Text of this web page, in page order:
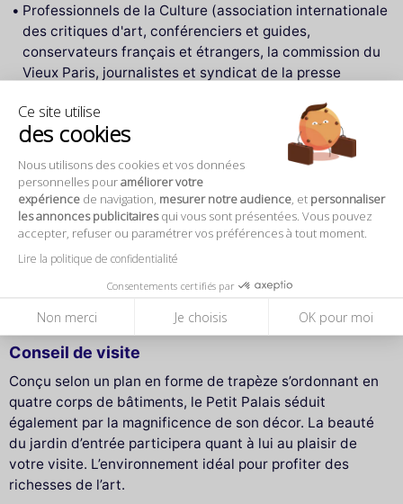
Ce site utilise
des cookies
Nous utilisons des cookies et vos données
personnelles pouraméliorer votre
expérience de navigation, mesurer notre audience , et personnaliser
les annonces publicitairesqui vous sont présentées. Vous pouvez
accepter, refuser ou paramétrer vos préférences à tout moment.
Lire la politique de confidentialité
Consentements certifiés par
Non merci Je choisis OK pour moi
Professionnels de la Culture (association internationale
des critiques d'art, conférenciers et guides,
conservateurs français et étrangers, la commission du
Vieux Paris, journalistes et syndicat de la presse
Carte Paris Musées
Fonctionnaires de la Ville de Paris et les élus parisiens
Étudiants de l'INALCO
Les groupes d'élèves des ateliers des Beaux-Arts de la
Ville de Paris et leur accompagnateur (10 personnes
minimum)
Étudiants en art, en histoire de l'art ou en archéologie
Association internationale des critiques d'art
Conseil de visite
Conçu selon un plan en forme de trapèze s’ordonnant en
quatre corps de bâtiments, le Petit Palais séduit
également par la magnificence de son décor. La beauté
du jardin d’entrée participera quant à lui au plaisir de
votre visite. L’environnement idéal pour profiter des
richesses de l’art.